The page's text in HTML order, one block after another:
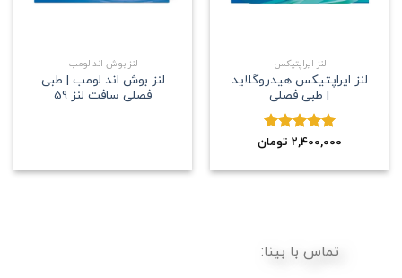
لنز ایراپتیکس
لنز ایراپتیکس هیدروگلاید
| طبی فصلی
نمره5.002,400,000 تومان
لنز بوش اند لومب
لنز بوش اند لومب | طبی
فصلی سافت لنز 59
تماس با بینا: